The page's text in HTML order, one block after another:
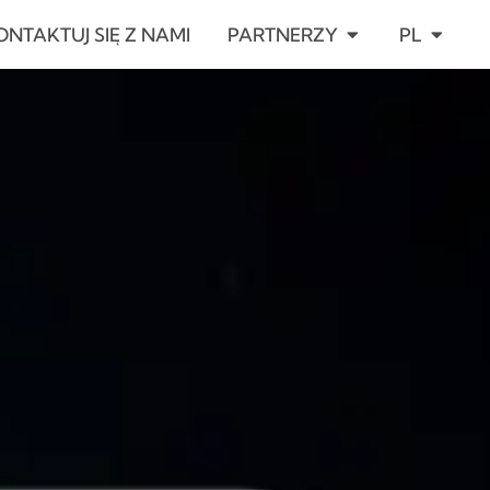
SIĘ Z NAMI PARTNERZY OPEN PL OPEN